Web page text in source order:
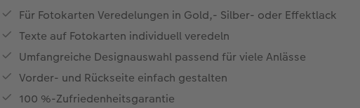
Für Fotokarten Veredelungen in Gold,- Silber- oder Effektlack
Texte auf Fotokarten individuell veredeln
Umfangreiche Designauswahl passend für viele Anlässe
Vorder- und Rückseite einfach gestalten
100 %-Zufriedenheitsgarantie